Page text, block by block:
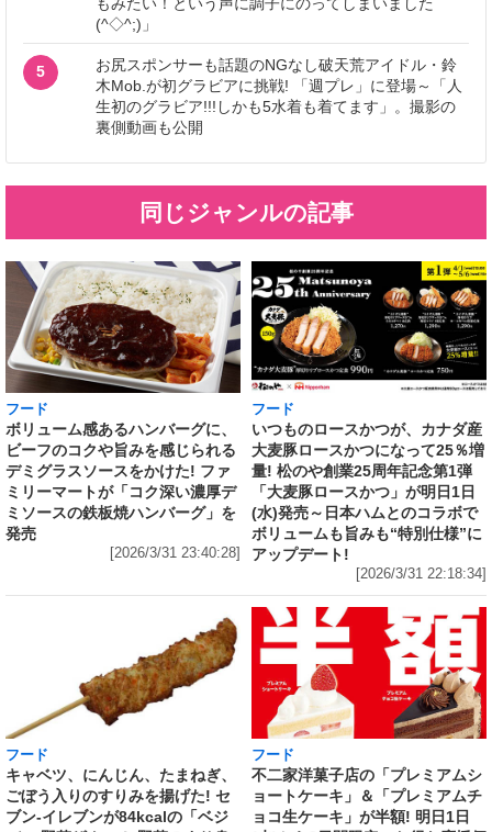
(^◇^;)」
5
お尻スポンサーも話題のNGなし破天荒アイドル・鈴
木Mob.が初グラビアに挑戦! 「週プレ」に登場～「人
生初のグラビア!!!しかも5水着も着てます」。撮影の
裏側動画も公開
同じジャンルの記事
フード
ボリューム感あるハンバーグに、
ビーフのコクや旨みを感じられる
デミグラスソースをかけた! ファ
ミリーマートが「コク深い濃厚デ
ミソースの鉄板焼ハンバーグ」を
発売
[2026/3/31 23:40:28]
フード
いつものロースかつが、カナダ産
大麦豚ロースかつになって25％増
量! 松のや創業25周年記念第1弾
「大麦豚ロースかつ」が明日1日
(水)発売～日本ハムとのコラボで
ボリュームも旨みも“特別仕様”に
アップデート!
[2026/3/31 22:18:34]
フード
キャベツ、にんじん、たまねぎ、
ごぼう入りのすりみを揚げた! セ
ブン‐イレブンが84kcalの「ベジ
フード
不二家洋菓子店の「プレミアムシ
ョートケーキ」＆「プレミアムチ
ョコ生ケーキ」が半額! 明日1日